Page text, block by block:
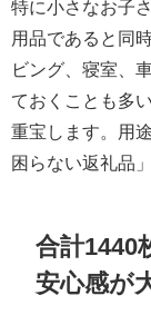
特に小さなお子
用品であると同
ビング、寝室、
ておくことも多い
重宝します。用
困らない返礼品
合計1440
安心感が